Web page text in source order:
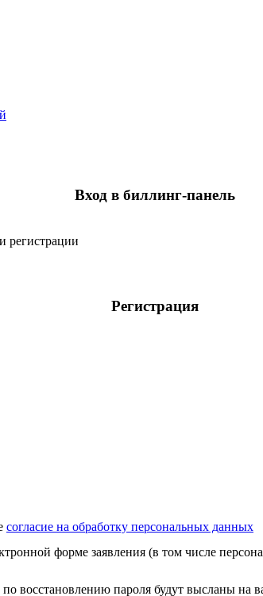
Вход в биллинг-панель
регистрации
Регистрация
согласие на обработку персональных данных
форме заявления (в том числе
восстановлению пароля будут высланы на